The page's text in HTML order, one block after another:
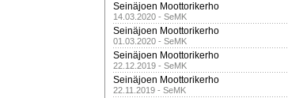
Seinäjoen Moottorikerho
14.03.2020 - SeMK
Seinäjoen Moottorikerho
01.03.2020 - SeMK
Seinäjoen Moottorikerho
22.12.2019 - SeMK
Seinäjoen Moottorikerho
22.11.2019 - SeMK